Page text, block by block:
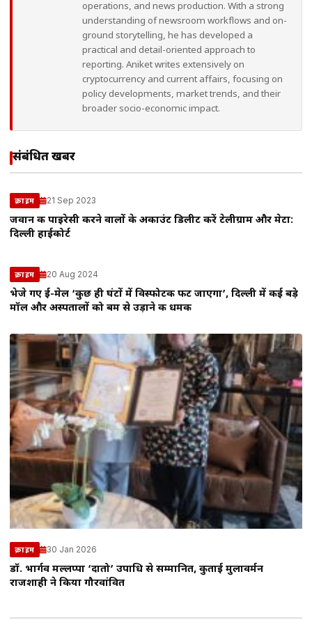
operations, and news production. With a strong
understanding of newsroom workflows and on-
ground storytelling, he has developed a
practical and detail-oriented approach to
reporting. Aniket writes extensively on
cryptocurrency and current affairs, focusing on
policy developments, market trends, and their
broader socio-economic impact.
संबंधित खबरें
क्राइम 21 Sep 2023
जवान की पाइरेसी करने वालों के अकाउंट डिलीट करें टेलीग्राम और मेटा:
दिल्ली हाईकोर्ट
क्राइम 20 Aug 2024
भेजे गए ई-मेल ‘कुछ ही घंटों में विस्फोटक फट जाएगा’, दिल्ली में कई बड़े
मॉल और अस्पतालों को बम से उड़ाने की धमकी
क्राइम 30 Jan 2026
डॉ. भार्गव मल्लप्पा ‘दातो’ उपाधि से सम्मानित, कुताई मुलावर्मन
राजशाही ने किया गौरवांवित